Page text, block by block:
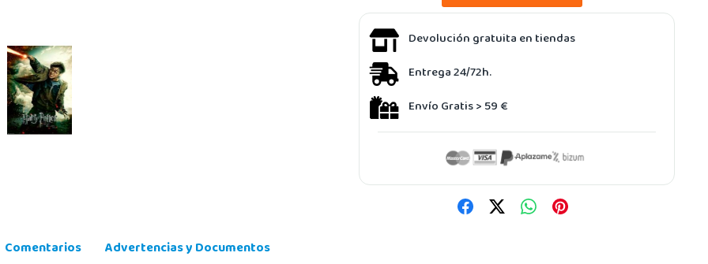
Devolución gratuita en tiendas
Entrega 24/72h.
Envío Gratis > 59 €
Comentarios
Advertencias y Documentos